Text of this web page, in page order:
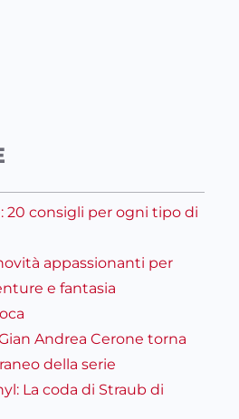
20 consigli per ogni tipo di
appassionanti per
e fantasia
Andrea Cerone torna
della serie
La coda di Straub di